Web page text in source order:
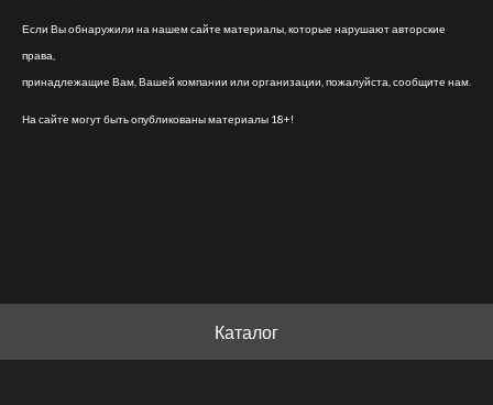
Если Вы обнаружили на нашем сайте материалы, которые нарушают авторские
права,
принадлежащие Вам, Вашей компании или организации, пожалуйста, сообщите нам.
На сайте могут быть опубликованы материалы 18+!
Каталог